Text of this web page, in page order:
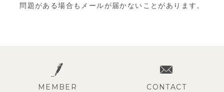
問題がある場合もメールが届かないことがあります。
MEMBER CONTACT